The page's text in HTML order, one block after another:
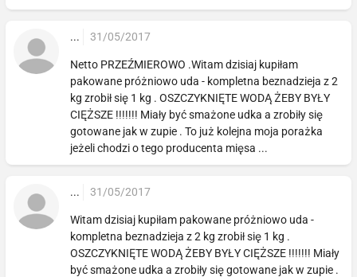
... 31/05/2017
Netto PRZEŹMIEROWO .Witam dzisiaj kupiłam
pakowane próżniowo uda - kompletna beznadzieja z 2
kg zrobił się 1 kg . OSZCZYKNIĘTE WODĄ ŻEBY BYŁY
CIĘŻSZE !!!!!!! Miały być smażone udka a zrobiły się
gotowane jak w zupie . To już kolejna moja porażka
jeżeli chodzi o tego producenta mięsa ...
... 31/05/2017
Witam dzisiaj kupiłam pakowane próżniowo uda -
kompletna beznadzieja z 2 kg zrobił się 1 kg .
OSZCZYKNIĘTE WODĄ ŻEBY BYŁY CIĘŻSZE !!!!!!! Miały
być smażone udka a zrobiły się gotowane jak w zupie .